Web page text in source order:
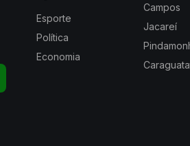
Esporte
Política
Economia
Campos
Jacareí